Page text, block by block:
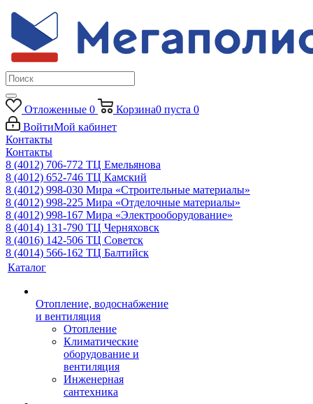
Отложенные 0 Корзина0 пуста 0
ВойтиМой кабинет
Контакты
Контакты
8 (4012) 706-772 ТЦ Емельянова
8 (4012) 652-746 ТЦ Камский
8 (4012) 998-030 Мира «Строительные материалы»
8 (4012) 998-225 Мира «Отделочные материалы»
8 (4012) 998-167 Мира «Электрооборудование»
8 (4014) 131-790 ТЦ Черняховск
8 (4016) 142-506 ТЦ Советск
8 (4014) 566-162 ТЦ Балтийск
Каталог
Отопление, водоснабжение
и вентиляция
Отопление
Климатические
оборудование и
вентиляция
Инженерная
сантехника